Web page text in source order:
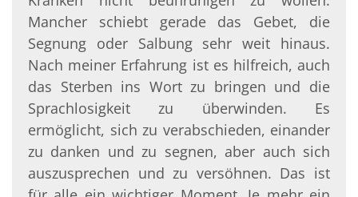
Mancher schiebt gerade das Gebet, die
Segnung oder Salbung sehr weit hinaus.
Nach meiner Erfahrung ist es hilfreich, auch
das Sterben ins Wort zu bringen und die
Sprachlosigkeit zu überwinden. Es
ermöglicht, sich zu verabschieden, einander
zu danken und zu segnen, aber auch sich
auszusprechen und zu versöhnen. Das ist